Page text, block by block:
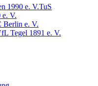
TuS
e. V.
Berlin e. V.
Tegel 1891 e. V.